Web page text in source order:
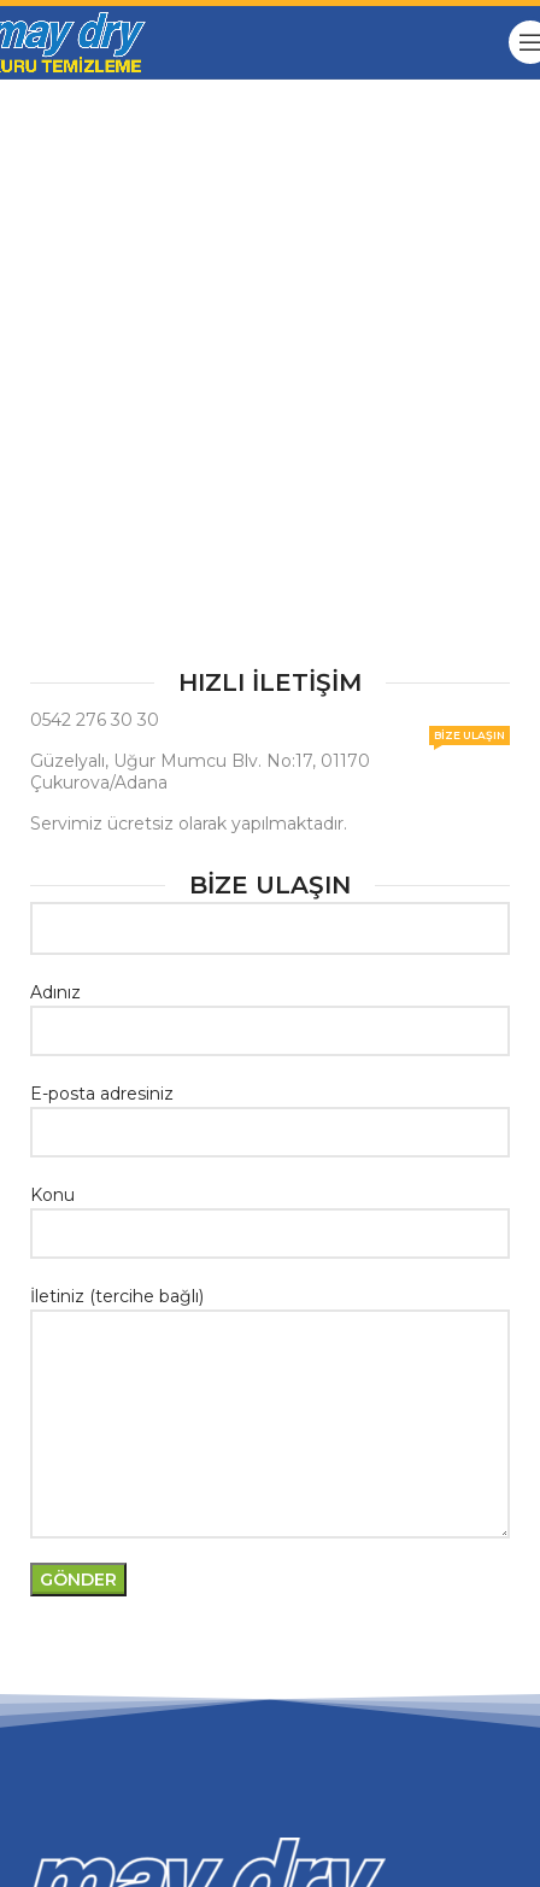
HIZLI İLETİŞİM
0542 276 30 30
Güzelyalı, Uğur Mumcu Blv. No:17, 01170
Çukurova/Adana
BIZE ULAŞIN
Servimiz ücretsiz olarak yapılmaktadır.
BİZE ULAŞIN
Adınız
E-posta adresiniz
Konu
İletiniz (tercihe bağlı)